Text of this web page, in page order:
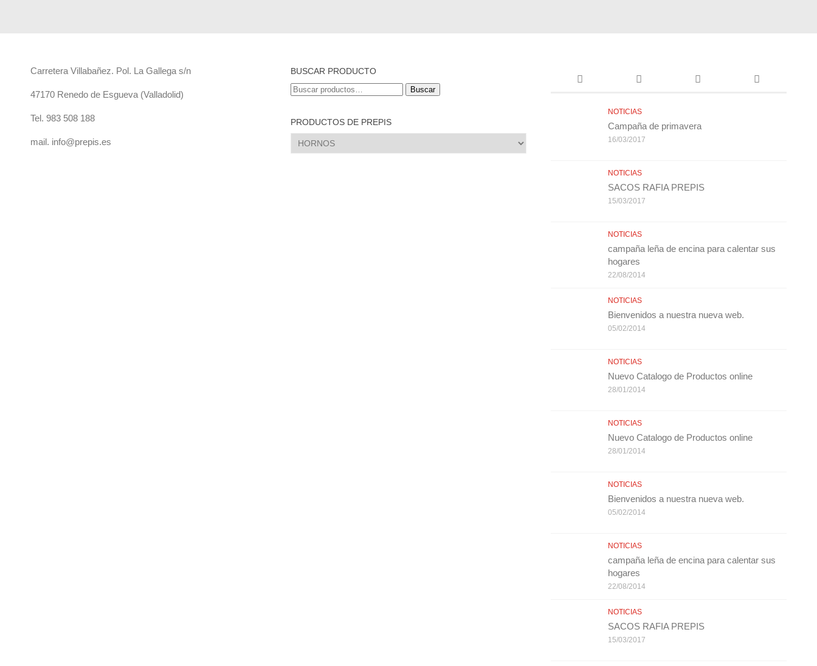
Carretera Villabañez. Pol. La Gallega s/n
47170 Renedo de Esgueva (Valladolid)
Tel. 983 508 188
mail. info@prepis.es
BUSCAR PRODUCTO
Buscar
Buscar
PRODUCTOS DE PREPIS
NOTICIAS
Campaña de primavera
16/03/2017
NOTICIAS
SACOS RAFIA PREPIS
15/03/2017
NOTICIAS
campaña leña de encina para calentar sus
hogares
22/08/2014
NOTICIAS
Bienvenidos a nuestra nueva web.
05/02/2014
NOTICIAS
Nuevo Catalogo de Productos online
28/01/2014
NOTICIAS
Nuevo Catalogo de Productos online
28/01/2014
NOTICIAS
Bienvenidos a nuestra nueva web.
05/02/2014
NOTICIAS
campaña leña de encina para calentar sus
hogares
22/08/2014
NOTICIAS
SACOS RAFIA PREPIS
15/03/2017